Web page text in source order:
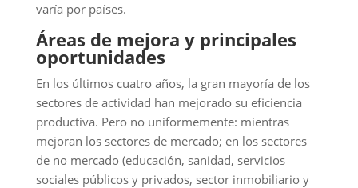
varía por países.
Áreas de mejora y principales
oportunidades
En los últimos cuatro años, la gran mayoría de los
sectores de actividad han mejorado su eficiencia
productiva. Pero no uniformemente: mientras
mejoran los sectores de mercado; en los sectores
de no mercado (educación, sanidad, servicios
sociales públicos y privados, sector inmobiliario y